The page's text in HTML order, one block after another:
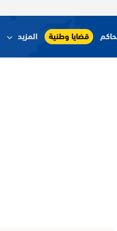
قضايا وطنية المزيد